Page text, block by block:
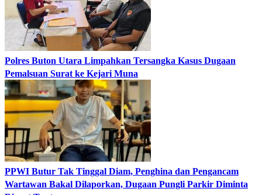
Polres Buton Utara Limpahkan Tersangka Kasus Dugaan
Pemalsuan Surat ke Kejari Muna
PPWI Butur Tak Tinggal Diam, Penghina dan Pengancam
Wartawan Bakal Dilaporkan, Dugaan Pungli Parkir Diminta